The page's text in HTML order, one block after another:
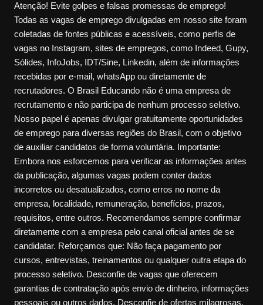
Atenção! Evite golpes e falsas promessas de emprego!
Todas as vagas de emprego divulgadas em nosso site foram
coletadas de fontes públicas e acessíveis, como perfis de
vagas no Instagram, sites de empregos, como Indeed, Gupy,
Sólides, InfoJobs, IDT/Sine, Linkedin, além de informações
recebidas por e-mail, whatsApp ou diretamente de
recrutadores. O Brasil Educando não é uma empresa de
recrutamento e não participa de nenhum processo seletivo.
Nosso papel é apenas divulgar gratuitamente oportunidades
de emprego para diversas regiões do Brasil, com o objetivo
de auxiliar candidatos de forma voluntária. Importante:
Embora nos esforcemos para verificar as informações antes
da publicação, algumas vagas podem conter dados
incorretos ou desatualizados, como erros no nome da
empresa, localidade, remuneração, benefícios, prazos,
requisitos, entre outros. Recomendamos sempre confirmar
diretamente com a empresa pelo canal oficial antes de se
candidatar. Reforçamos que: Não faça pagamento por
cursos, entrevistas, treinamentos ou qualquer outra etapa do
processo seletivo. Desconfie de vagas que oferecem
garantias de contratação após envio de dinheiro, informações
pessoais ou outros dados. Desconfie de ofertas milagrosas,